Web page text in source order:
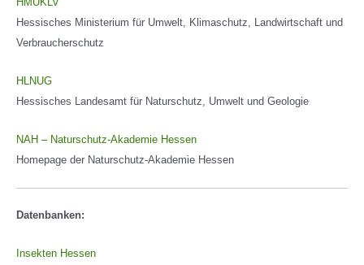
Hessisches Ministerium für Umwelt, Klimaschutz, Landwirtschaft und
Verbraucherschutz
HLNUG
Hessisches Landesamt für Naturschutz, Umwelt und Geologie
NAH – Naturschutz-Akademie Hessen
Homepage der Naturschutz-Akademie Hessen
Datenbanken:
Insekten Hessen